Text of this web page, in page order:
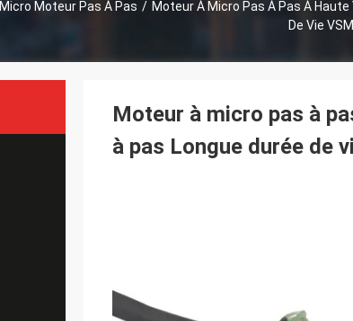
Micro Moteur Pas À Pas / Moteur À Micro Pas À Pas À
De Vie
Moteur à micro pas à
à pas Longue durée de